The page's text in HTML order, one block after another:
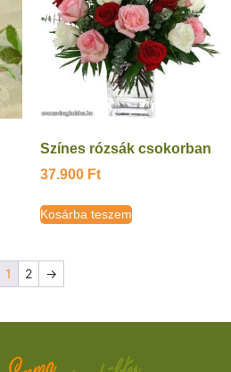
Színes rózsák csokorban
37.900 Ft
Kosárba teszem
1 2 →